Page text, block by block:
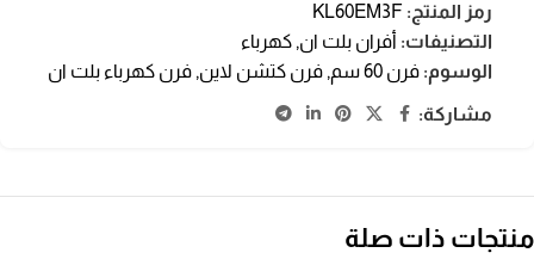
رمز المنتج: KL60EM3F
التصنيفات: أفران بلت ان, كهرباء
الوسوم: فرن 60 سم , فرن كتشن لاين, فرن كهرباء بلت ان
مشاركة:
منتجات ذات صلة